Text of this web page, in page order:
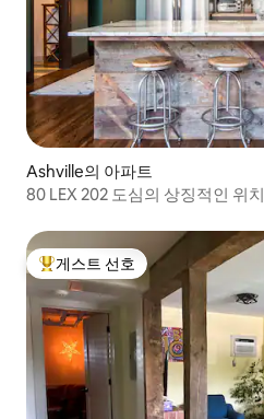
Ashville의 아파트
80 LEX 202 도심의 상징적인 위치
상위 게스트 선호
게스트 선호